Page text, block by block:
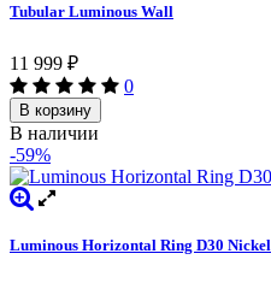
Tubular Luminous Wall
11 999 ₽
0
В корзину
В наличии
-59%
Luminous Horizontal Ring D30 Nickel